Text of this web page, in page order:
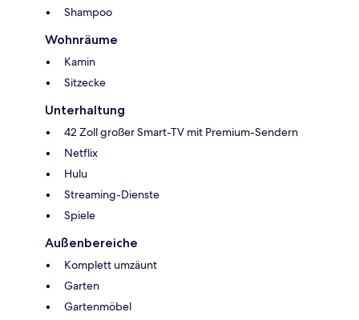
Shampoo
Wohnräume
Kamin
Sitzecke
Unterhaltung
42 Zoll großer Smart-TV mit Premium-Sendern
Netflix
Hulu
Streaming-Dienste
Spiele
Außenbereiche
Komplett umzäunt
Garten
Gartenmöbel